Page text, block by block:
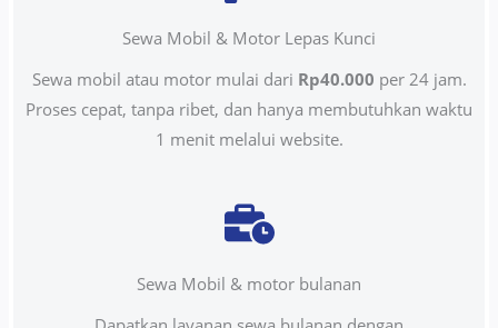
Sewa Mobil & Motor Lepas Kunci
Sewa mobil atau motor mulai dari Rp40.000 per 24 jam.
Proses cepat, tanpa ribet, dan hanya membutuhkan waktu
1 menit melalui website.
Sewa Mobil & motor bulanan